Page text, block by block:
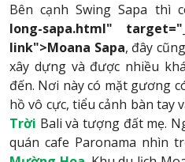
Bên cạnh Swing Sapa thì
long-sapa.html"
link">Moana Sapa, đây
xây dựng và được nhiều
đến. Nơi này có mặt gương
hồ vô cực, tiểu cảnh bàn tay
Trời Bali và tượng đất mẹ.
quán cafe Paronama nhìn